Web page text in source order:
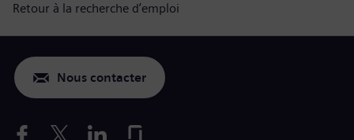
Retour à la recherche d’emploi
Nous contacter